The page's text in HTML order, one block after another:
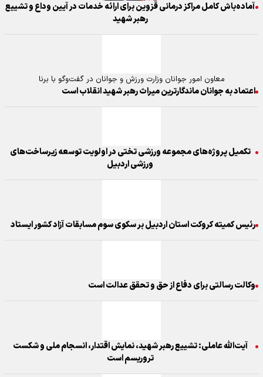
آماده‌باش کامل مراکز درمانی قزوین برای ارائه خدمات در آیین وداع و تشییع
رهبر شهید
معاون امور جوانان وزارت ورزش و جوانان در گفت‌و‌گو با برنا
اعتماد به جوانان ماندگارترین میراث رهبر شهید انقلاب است
تکمیل پروژه‌های مجموعه ورزشی تختی در اولویت توسعه زیرساخت‌های
ورزشی اردبیل
رئیس کمیته کروکت استان اردبیل بر سکوی سوم مسابقات آزاد کشور ایستاد
وکالت رسالتی برای دفاع از حق و تحقق عدالت است
آیت‌الله عاملی: تشییع رهبر شهید، نمایش اقتدار، انسجام ملی و شکست
تروریسم است